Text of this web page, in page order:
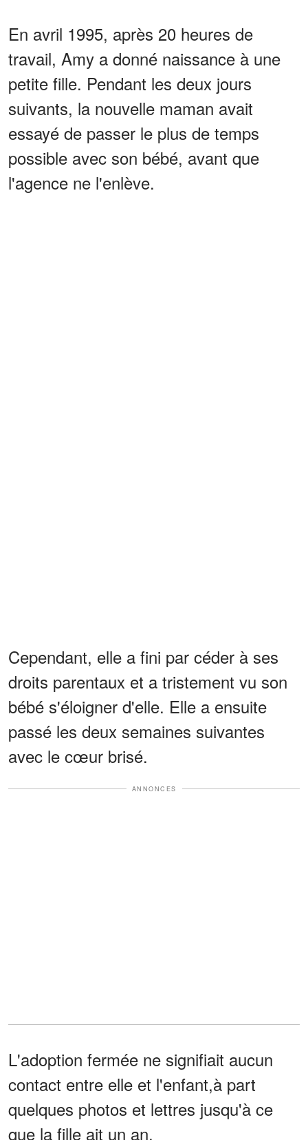
En avril 1995, après 20 heures de
travail, Amy a donné naissance à une
petite fille. Pendant les deux jours
suivants, la nouvelle maman avait
essayé de passer le plus de temps
possible avec son bébé, avant que
l'agence ne l'enlève.
Cependant, elle a fini par céder à ses
droits parentaux et a tristement vu son
bébé s'éloigner d'elle. Elle a ensuite
passé les deux semaines suivantes
avec le cœur brisé.
ANNONCES
L'adoption fermée ne signifiait aucun
contact entre elle et l'enfant,à part
quelques photos et lettres jusqu'à ce
que la fille ait un an.